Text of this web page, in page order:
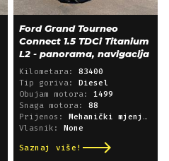
Ford Grand Tourneo
Connect 1.5 TDCi Titanium
L2 - panorama, navigacija
Kilometara: 83400
Tip goriva: Diesel
Obujam motora: 1499
Snaga motora: 88
Prijenos: Mehanički mjenjač
Vlasnik: None
Saznaj više!